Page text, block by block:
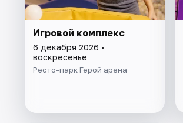
Игровой комплекс
6 декабря 2026 •
воскресенье
Ресто-парк Герой арена